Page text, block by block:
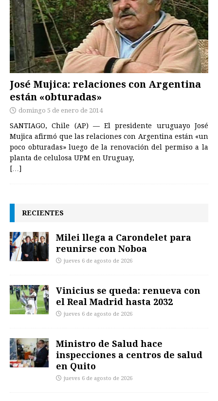
José Mujica: relaciones con Argentina
están «obturadas»
domingo 5 de enero de 2014
SANTIAGO, Chile (AP) — El presidente uruguayo José
Mujica afirmó que las relaciones con Argentina están «un
poco obturadas» luego de la renovación del permiso a la
planta de celulosa UPM en Uruguay,
[…]
RECIENTES
Milei llega a Carondelet para
reunirse con Noboa
jueves 6 de agosto de 2026
Vinicius se queda: renueva con
el Real Madrid hasta 2032
jueves 6 de agosto de 2026
Ministro de Salud hace
inspecciones a centros de salud
en Quito
jueves 6 de agosto de 2026